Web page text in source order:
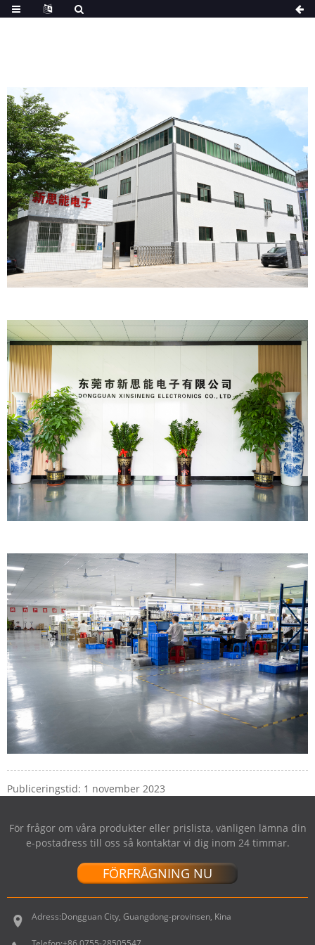
Publiceringstid: 1 november 2023
För frågor om våra produkter eller prislista, vänligen lämna din
e-postadress till oss så kontaktar vi dig inom 24 timmar.
FÖRFRÅGNING NU
Adress:Dongguan City, Guangdong-provinsen, Kina